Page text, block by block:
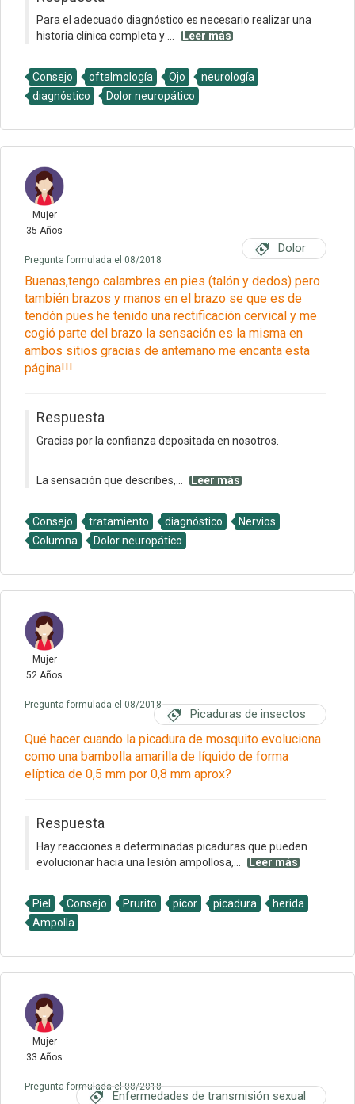
Para el adecuado diagnóstico es necesario realizar una
historia clínica completa y ...
Leer más
Consejo oftalmología Ojo
neurología
diagnóstico
Dolor neuropático
Mujer
35 Años
Pregunta formulada el 08/2018
Dolor
Buenas,tengo calambres en pies (talón y dedos) pero
también brazos y manos en el brazo se que es de
tendón pues he tenido una rectificación cervical y me
cogió parte del brazo la sensación es la misma en
ambos sitios gracias de antemano me encanta esta
página!!!
Respuesta
Gracias por la confianza depositada en nosotros.
La sensación que describes,... Leer más
Consejo tratamiento diagnóstico
Nervios
Columna
Dolor neuropático
Mujer
52 Años
Pregunta formulada el 08/2018
Picaduras de insectos
Qué hacer cuando la picadura de mosquito evoluciona
como una bambolla amarilla de líquido de forma
elíptica de 0,5 mm por 0,8 mm aprox?
Respuesta
Hay reacciones a determinadas picaduras que pueden
evolucionar hacia una lesión ampollosa,...
Leer más
Piel Consejo Prurito picor picadura
herida
Ampolla
Mujer
33 Años
Pregunta formulada el 08/2018
Enfermedades de transmisión sexual